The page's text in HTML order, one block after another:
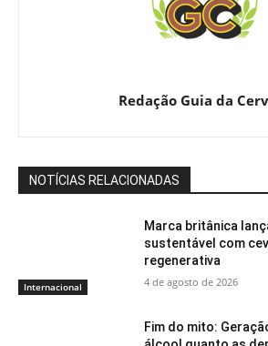
Redação Guia da
NOTÍCIAS RELACIONADAS
Internacional
Marca britânica
sustentável com
regenerativa
4 de agosto de 2026
Fim do mito: